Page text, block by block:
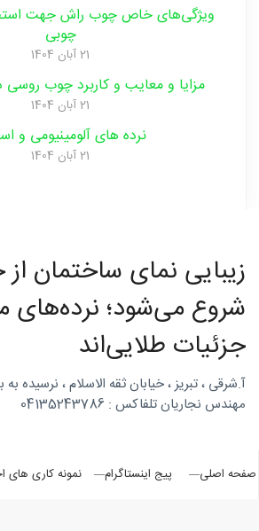
چوبی
سی ان
سی
ویژگی‌های خاص چوب راش جهت
چوبی
21 آبان 1404
مزایا و‌ معایب و‌ کاربرد چوب
21 آبان 1404
نرده های آلومینیومی و‌
21 آبان 1404
زیبایی نمای ساختمان
شروع می‌شود؛ نرده‌های
جزئیات طلایی‌اند
آ.شرقی ، تبریز ، خیابان ثقه الاسلام ،
مهندس نجاریان تلفاکس : 04135243786
صفحه اصلی پیج اینستاگرام نمونه کاری های